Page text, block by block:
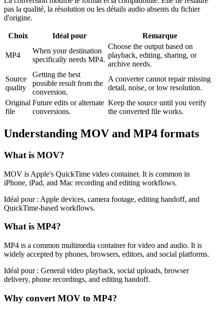
pas la qualité, la résolution ou les détails audio absents du fichier
d'origine.
Choix Idéal pour Remarque
MP4
When your destination
specifically needs MP4.
Choose the output based on
playback, editing, sharing, or
archive needs.
Source
quality
Getting the best
possible result from the
conversion.
A converter cannot repair missing
detail, noise, or low resolution.
Original
file
Future edits or alternate
conversions.
Keep the source until you verify
the converted file works.
Understanding MOV and MP4 formats
What is MOV?
MOV is Apple's QuickTime video container. It is common in
iPhone, iPad, and Mac recording and editing workflows.
Idéal pour : Apple devices, camera footage, editing handoff, and
QuickTime-based workflows.
What is MP4?
MP4 is a common multimedia container for video and audio. It is
widely accepted by phones, browsers, editors, and social platforms.
Idéal pour : General video playback, social uploads, browser
delivery, phone recordings, and editing handoff.
Why convert MOV to MP4?